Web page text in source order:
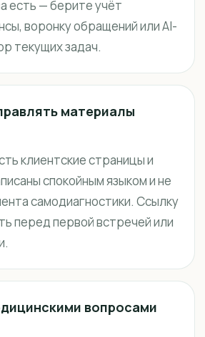
есть — берите учёт
воронку обращений или AI-
текущих задач.
материалы
клиентские страницы и
спокойным языком и не
самодиагностики. Ссылку
перед первой встречей или
вопросами